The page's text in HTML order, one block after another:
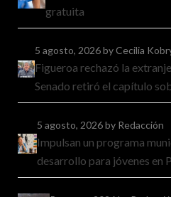
gratuita
5 agosto, 2026by Cecilia
Figueroa rechazó la
Senado retiró el capítulo
5 agosto, 2026by Redacción
Impulsan un programa
desarrollo para jóvenes en